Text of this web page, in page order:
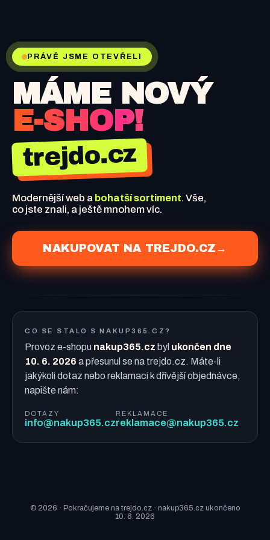
PRÁVĚ JSME OTEVŘELI
MÁME NOVÝ
E-SHOP!
trejdo.cz
Modernější web a bohatší sortiment. Vše,
co jste znali, a ještě mnohem víc.
NAKUPOVAT NA TREJDO.CZ →
CO SE STALO S NAKUP365.CZ?
Provoz e-shopu nakup365.cz byl ukončen dne
10. 6. 2026 a přesunul se na trejdo.cz. Máte-li
jakýkoli dotaz nebo reklamaci k dřívější objednávce,
napište nám:
DOTAZY
info@nakup365.cz
REKLAMACE
reklamace@nakup365.cz
© 2026 · Pokračujeme na trejdo.cz · nakup365.cz ukončeno
10. 6. 2026